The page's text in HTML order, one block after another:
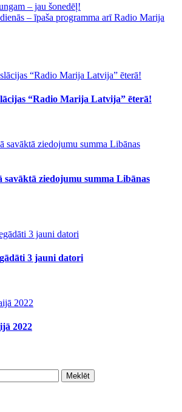
– jau šonedēļ!
– īpaša programma arī Radio Marija
“Radio Marija Latvija” ēterā!
ziedojumu summa Libānas
3 jauni datori
2022